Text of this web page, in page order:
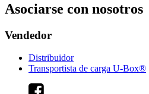
Asociarse con nosotros
Vendedor
Distribuidor
Transportista de carga U-Box®